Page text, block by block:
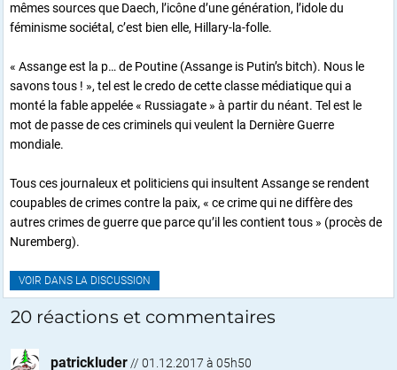
mêmes sources que Daech, l’icône d’une génération, l’idole du
féminisme sociétal, c’est bien elle, Hillary-la-folle.
« Assange est la p… de Poutine (Assange is Putin’s bitch). Nous le
savons tous ! », tel est le credo de cette classe médiatique qui a
monté la fable appelée « Russiagate » à partir du néant. Tel est le
mot de passe de ces criminels qui veulent la Dernière Guerre
mondiale.
Tous ces journaleux et politiciens qui insultent Assange se rendent
coupables de crimes contre la paix, « ce crime qui ne diffère des
autres crimes de guerre que parce qu’il les contient tous » (procès de
Nuremberg).
VOIR DANS LA DISCUSSION
20 réactions et commentaires
patrickluder // 01.12.2017 à 05h50